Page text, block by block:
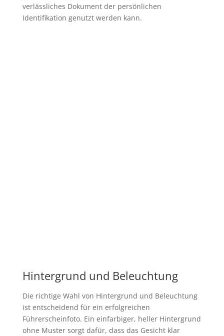
verlässliches Dokument der persönlichen
Identifikation genutzt werden kann.
Hintergrund und Beleuchtung
Die richtige Wahl von Hintergrund und Beleuchtung
ist entscheidend für ein erfolgreichen
Führerscheinfoto. Ein einfarbiger, heller Hintergrund
ohne Muster sorgt dafür, dass das Gesicht klar